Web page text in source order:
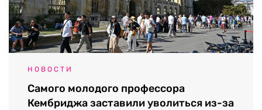
НОВОСТИ
Самого молодого профессора
Кембриджа заставили уволиться из-за